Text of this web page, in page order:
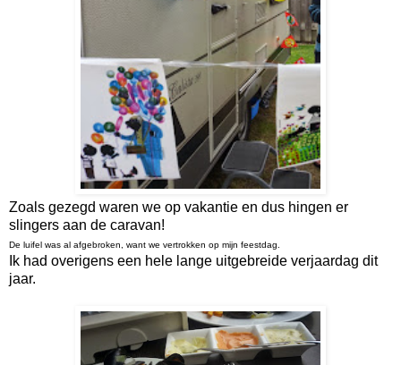
Zoals gezegd waren we op vakantie en dus hingen er
slingers aan de caravan!
De luifel was al afgebroken, want we vertrokken op mijn feestdag.
Ik had overigens een hele lange uitgebreide verjaardag dit
jaar.